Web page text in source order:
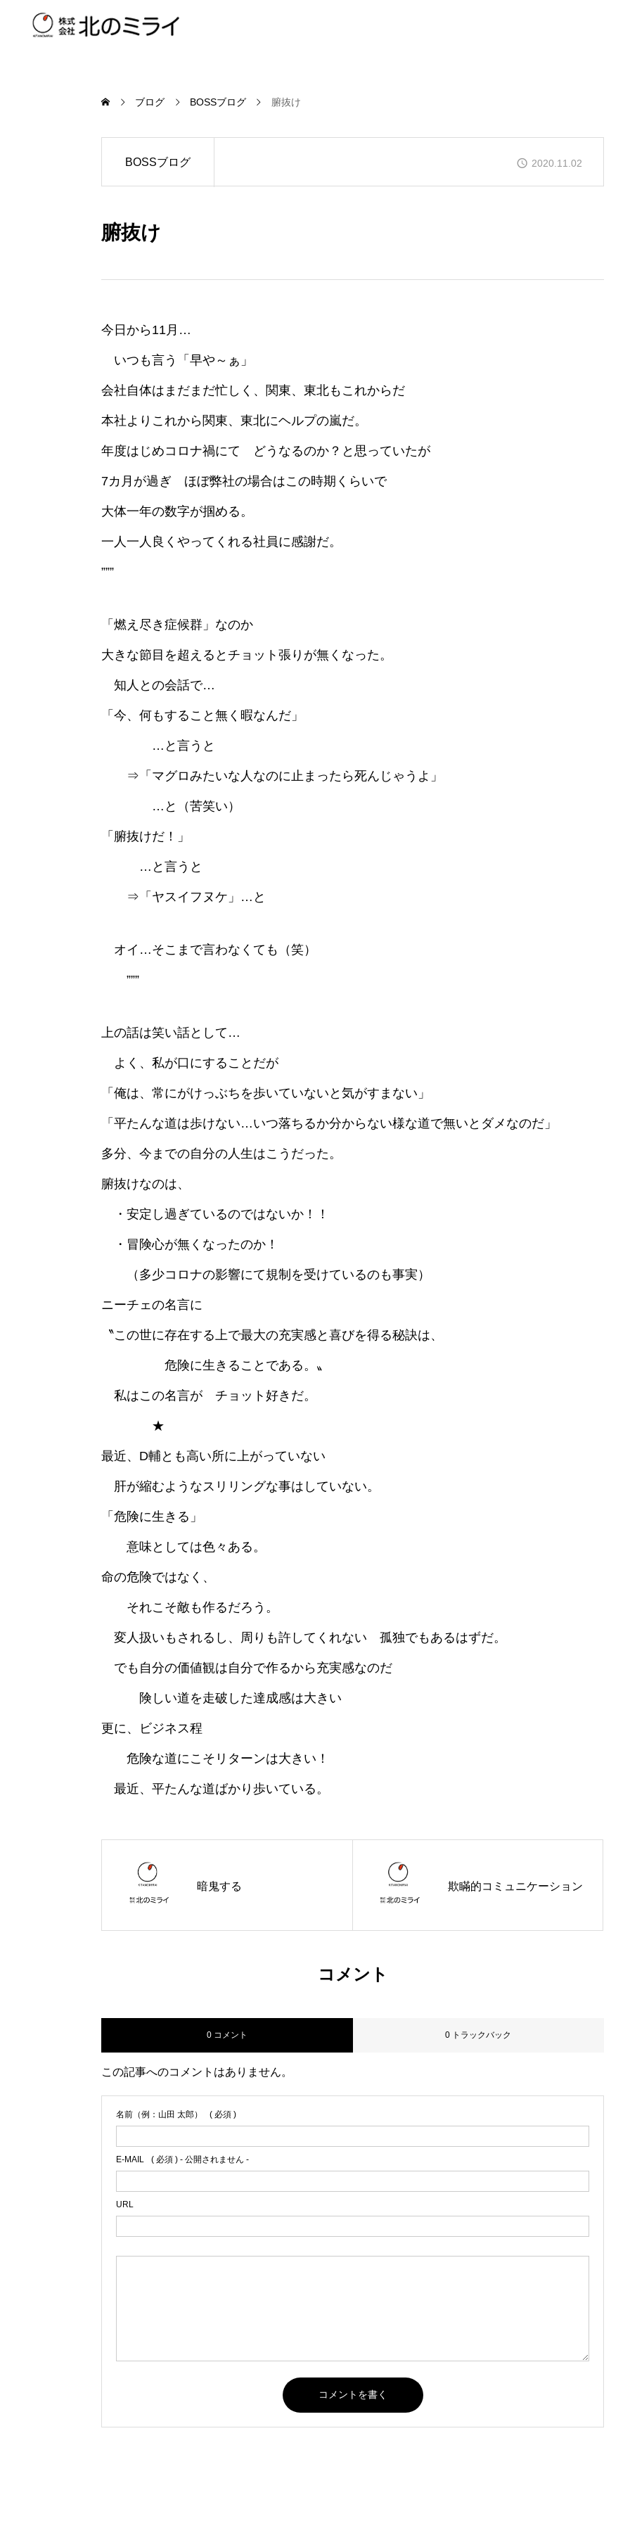
ブログ BOSSブログ 腑抜け
BOSSブログ 2020.11.02
腑抜け
今日から11月…
いつも言う「早や～ぁ」
会社自体はまだまだ忙しく、関東、東北もこれからだ
本社よりこれから関東、東北にヘルプの嵐だ。
年度はじめコロナ禍にて どうなるのか？と思っていたが
7カ月が過ぎ ほぼ弊社の場合はこの時期くらいで
大体一年の数字が掴める。
一人一人良くやってくれる社員に感謝だ。
”””
「燃え尽き症候群」なのか
大きな節目を超えるとチョット張りが無くなった。
知人との会話で…
「今、何もすること無く暇なんだ」
…と言うと
⇒「マグロみたいな人なのに止まったら死んじゃうよ」
…と（苦笑い）
「腑抜けだ！」
…と言うと
⇒「ヤスイフヌケ」…と
オイ…そこまで言わなくても（笑）
”””
上の話は笑い話として…
よく、私が口にすることだが
「俺は、常にがけっぶちを歩いていないと気がすまない」
「平たんな道は歩けない…いつ落ちるか分からない様な道で無いとダメなのだ」
多分、今までの自分の人生はこうだった。
腑抜けなのは、
・安定し過ぎているのではないか！！
・冒険心が無くなったのか！
（多少コロナの影響にて規制を受けているのも事実）
ニーチェの名言に
〝この世に存在する上で最大の充実感と喜びを得る秘訣は、
危険に生きることである。〟
私はこの名言が チョット好きだ。
★
最近、D輔とも高い所に上がっていない
肝が縮むようなスリリングな事はしていない。
「危険に生きる」
意味としては色々ある。
命の危険ではなく、
それこそ敵も作るだろう。
変人扱いもされるし、周りも許してくれない 孤独でもあるはずだ。
でも自分の価値観は自分で作るから充実感なのだ
険しい道を走破した達成感は大きい
更に、ビジネス程
危険な道にこそリターンは大きい！
最近、平たんな道ばかり歩いている。
暗鬼する 欺瞞的コミュニケーション
コメント
0 コメント 0 トラックバック
この記事へのコメントはありません。
名前（例：山田 太郎） ( 必須 )
E-MAIL ( 必須 ) - 公開されません -
URL